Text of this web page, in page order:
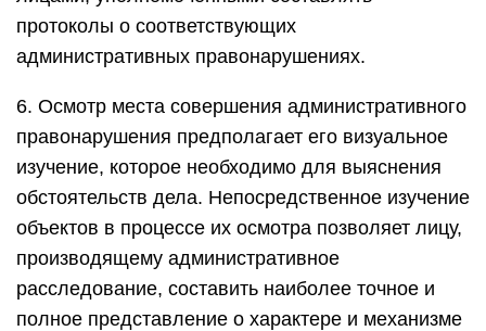
протоколы о соответствующих
административных правонарушениях.
6. Осмотр места совершения административного
правонарушения предполагает его визуальное
изучение, которое необходимо для выяснения
обстоятельств дела. Непосредственное изучение
объектов в процессе их осмотра позволяет лицу,
производящему административное
расследование, составить наиболее точное и
полное представление о характере и механизме